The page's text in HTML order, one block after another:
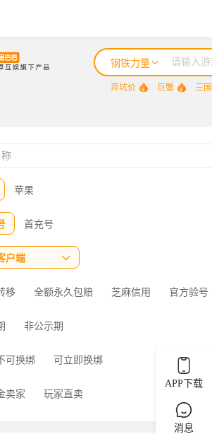
APP下载
消息
钢铁力量
弃坑价 巨蟹 三
苹果
首充号
户端 
移 全额永久包赔 芝麻信用 官方验号
非公示期
可换绑 可立即换绑
卖家 玩家直卖